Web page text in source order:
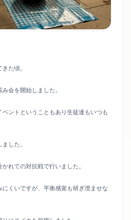
た頃。
会を開始しました。
ントということもあり生徒達もいつも
した。
れての対抗戦で行いました。
くいですが、平衡感覚も研ぎ澄ませな